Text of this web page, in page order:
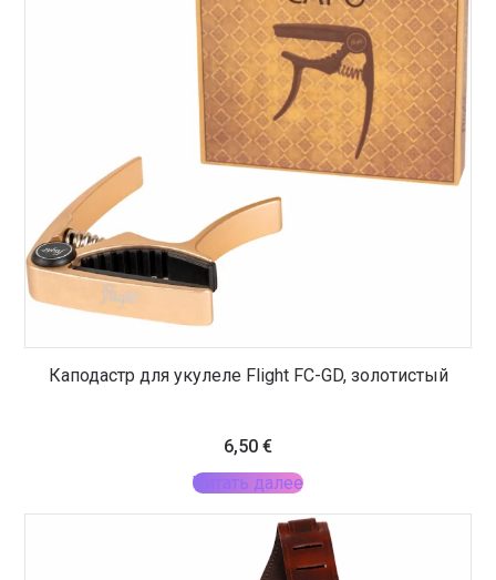
Каподастр для укулеле Flight FC-GD, золотистый
6,50 €
Читать далее